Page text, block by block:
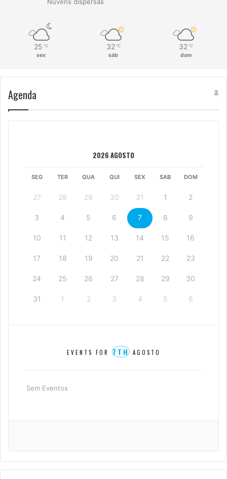
25 ℃
sex
32 ℃
sáb
32 ℃
dom
Agenda
2026 AGOSTO
SEG TER QUA QUI SEX SAB DOM
27 28 29 30 31 1 2
3 4 5 6 7 8 9
10 11 12 13 14 15 16
17 18 19 20 21 22 23
24 25 26 27 28 29 30
31 1 2 3 4 5 6
EVENTS FOR 7THAGOSTO
Sem Eventos